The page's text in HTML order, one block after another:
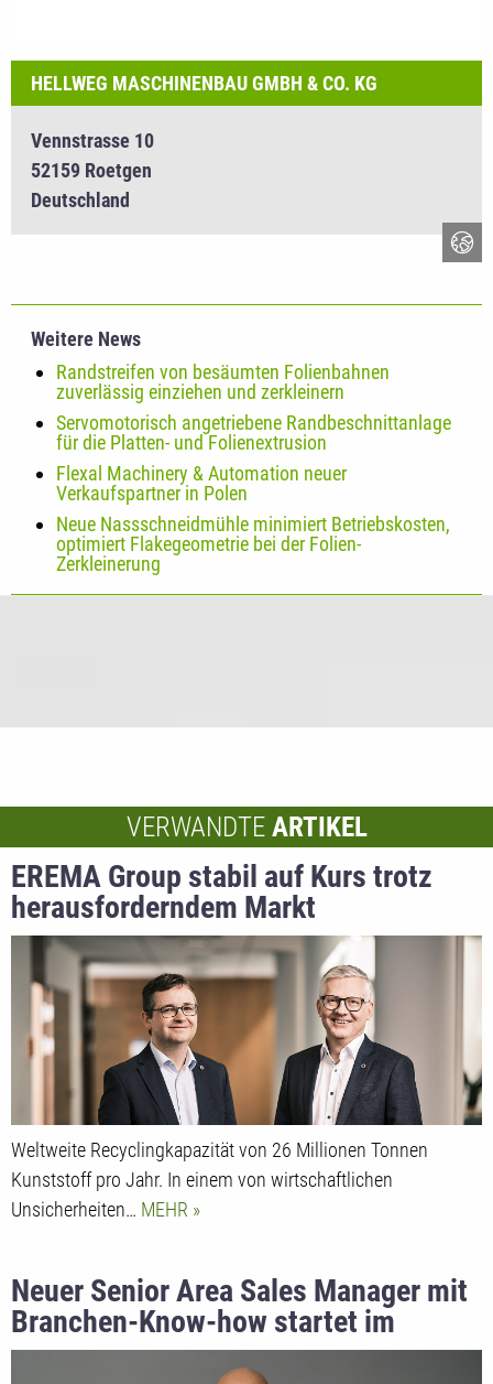
HELLWEG MASCHINENBAU GMBH & CO. KG
Vennstrasse 10
52159 Roetgen
Deutschland
Weitere News
Randstreifen von besäumten Folienbahnen
zuverlässig einziehen und zerkleinern
Servomotorisch angetriebene Randbeschnittanlage
für die Platten- und Folienextrusion
Flexal Machinery & Automation neuer
Verkaufspartner in Polen
Neue Nassschneidmühle minimiert Betriebskosten,
optimiert Flakegeometrie bei der Folien-
Zerkleinerung
VERWANDTE ARTIKEL
EREMA Group stabil auf Kurs trotz
herausforderndem Markt
Weltweite Recyclingkapazität von 26 Millionen Tonnen
Kunststoff pro Jahr. In einem von wirtschaftlichen
Unsicherheiten… MEHR
Neuer Senior Area Sales Manager mit
Branchen-Know-how startet im
Vertriebsteam